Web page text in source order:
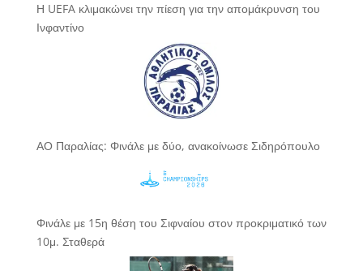
Η UEFA κλιμακώνει την πίεση για την απομάκρυνση του
Ινφαντίνο
ΑΟ Παραλίας: Φινάλε με δύο, ανακοίνωσε Σιδηρόπουλο
Φινάλε με 15η θέση του Σιφναίου στον προκριματικό των
10μ. Σταθερά